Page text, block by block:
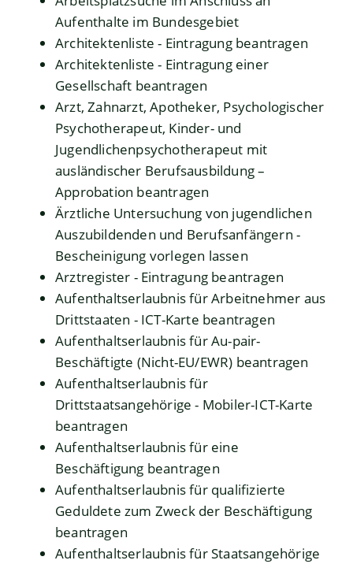
Aufenthalte im Bundesgebiet
Architektenliste - Eintragung beantragen
Architektenliste - Eintragung einer
Gesellschaft beantragen
Arzt, Zahnarzt, Apotheker, Psychologischer
Psychotherapeut, Kinder- und
Jugendlichenpsychotherapeut mit
ausländischer Berufsausbildung –
Approbation beantragen
Ärztliche Untersuchung von jugendlichen
Auszubildenden und Berufsanfängern -
Bescheinigung vorlegen lassen
Arztregister - Eintragung beantragen
Aufenthaltserlaubnis für Arbeitnehmer aus
Drittstaaten - ICT-Karte beantragen
Aufenthaltserlaubnis für Au-pair-
Beschäftigte (Nicht-EU/EWR) beantragen
Aufenthaltserlaubnis für
Drittstaatsangehörige - Mobiler-ICT-Karte
beantragen
Aufenthaltserlaubnis für eine
Beschäftigung beantragen
Aufenthaltserlaubnis für qualifizierte
Geduldete zum Zweck der Beschäftigung
beantragen
Aufenthaltserlaubnis für Staatsangehörige